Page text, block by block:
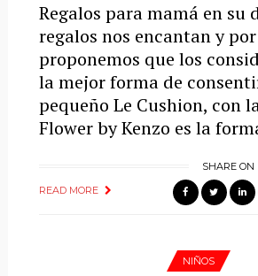
Regalos para mamá en su
regalos nos encantan y
proponemos que los
la mejor forma de
pequeño Le Cushion, con
Flower by Kenzo es la
READ MORE
SHARE ON
NIÑOS